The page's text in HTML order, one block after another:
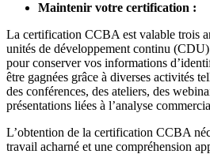
Maintenir votre certification :
La certification CCBA est valable trois
unités de développement continu
pour conserver vos informations
être gagnées grâce à diverses activités
des conférences, des ateliers, des
présentations liées à l’analyse
L’obtention de la certification CCBA
travail acharné et une compréhension